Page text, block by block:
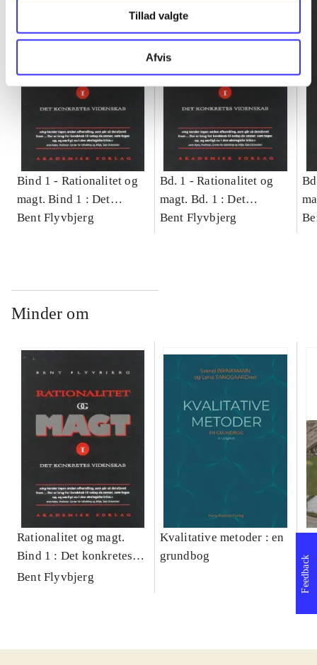
Tillad valgte
Afvis
Bind 1 - Rationalitet og
magt. Bind 1 : Det
konkretes videnskab
Bent Flyvbjerg
Bd. 1 -Rationalitet og
magt. Bd. 1 : Det
konkretes videnskab
Bent Flyvbjerg
Minder om
Rationalitet og magt.
Bind 1 : Det konkretes
videnskab
Bent Flyvbjerg
Kvalitative metoder : en
grundbog
Feedback